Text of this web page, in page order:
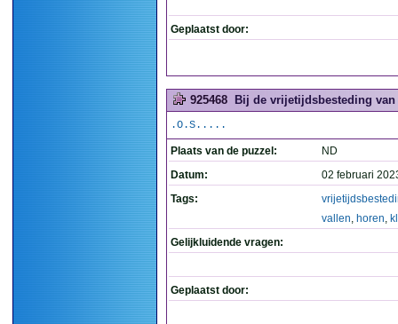
Geplaatst door:
925468 Bij de vrijetijdsbesteding
.O.S.....
Plaats van de puzzel:
ND
Datum:
02 februari
Tags:
vallen, horen,
Gelijkluidende vragen:
Geplaatst door: